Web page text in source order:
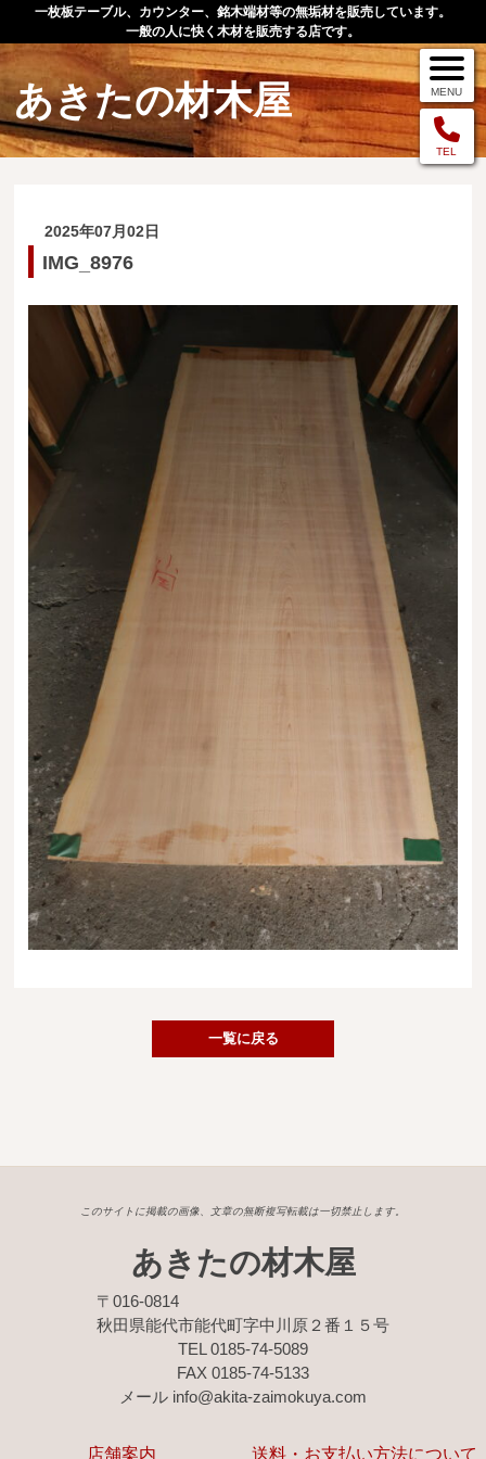
一枚板テーブル、カウンター、銘木端材等の無垢材を販売しています。
一般の人に快く木材を販売する店です。
あきたの材木屋
TEL
MENU
メニュー
作品例
店舗案内
お問い合わせ
お客様の声
お買い物の流れ
送料・お支払い方法について
ご注文前の注意点
Attention
before ordering
一枚板を直販できる店
当店の考え方
カテゴリー
2025年07月02日
IMG_8976
一覧に戻る
このサイトに掲載の画像、文章の無断複写転載は一切禁止します。
あきたの材木屋
〒016-0814
秋田県能代市能代町字中川原２番１５号
TEL 0185-74-5089
FAX 0185-74-5133
メール info@akita-zaimokuya.com
店舗案内 送料・お支払い方法について